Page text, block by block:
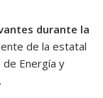
durante la
de la estatal
Energía y